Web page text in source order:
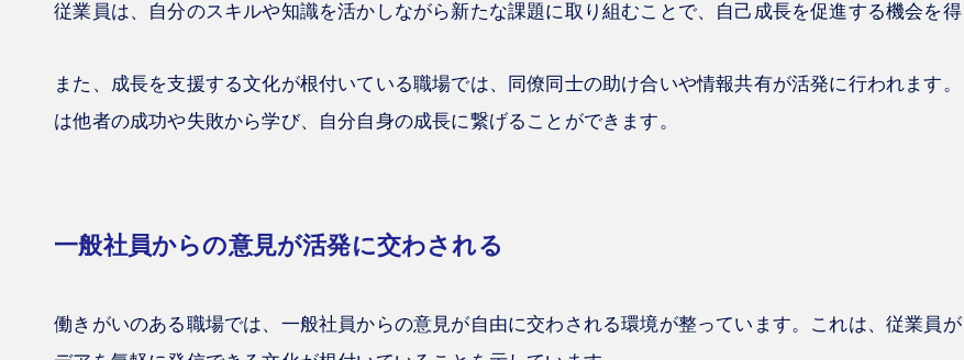
従業員は、自分のスキルや知識を活かしながら新たな課題に取り組むことで、自己成長を促進する機会を得
また、成長を支援する文化が根付いている職場では、同僚同士の助け合いや情報共有が活発に行われます
は他者の成功や失敗から学び、自分自身の成長に繋げることができます。
一般社員からの意見が活発に交わされる
働きがいのある職場では、一般社員からの意見が自由に交わされる環境が整っています。これは、従業員